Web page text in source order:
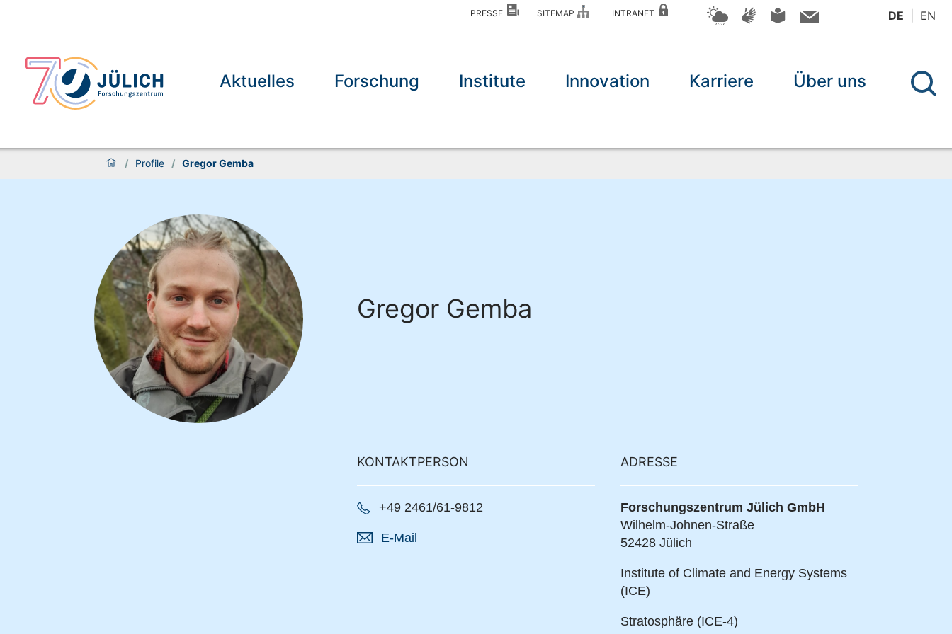
PRESSE SITEMAP INTRANET DE EN
Aktuelles Forschung Institute Innovation Karriere Über uns
/ Profile / Gregor Gemba
Gregor Gemba
KONTAKTPERSON
+49 2461/61-9812
E-Mail
ADRESSE
Forschungszentrum Jülich GmbH
Wilhelm-Johnen-Straße
52428 Jülich
Institute of Climate and Energy Systems
(ICE)
Stratosphäre (ICE-4)